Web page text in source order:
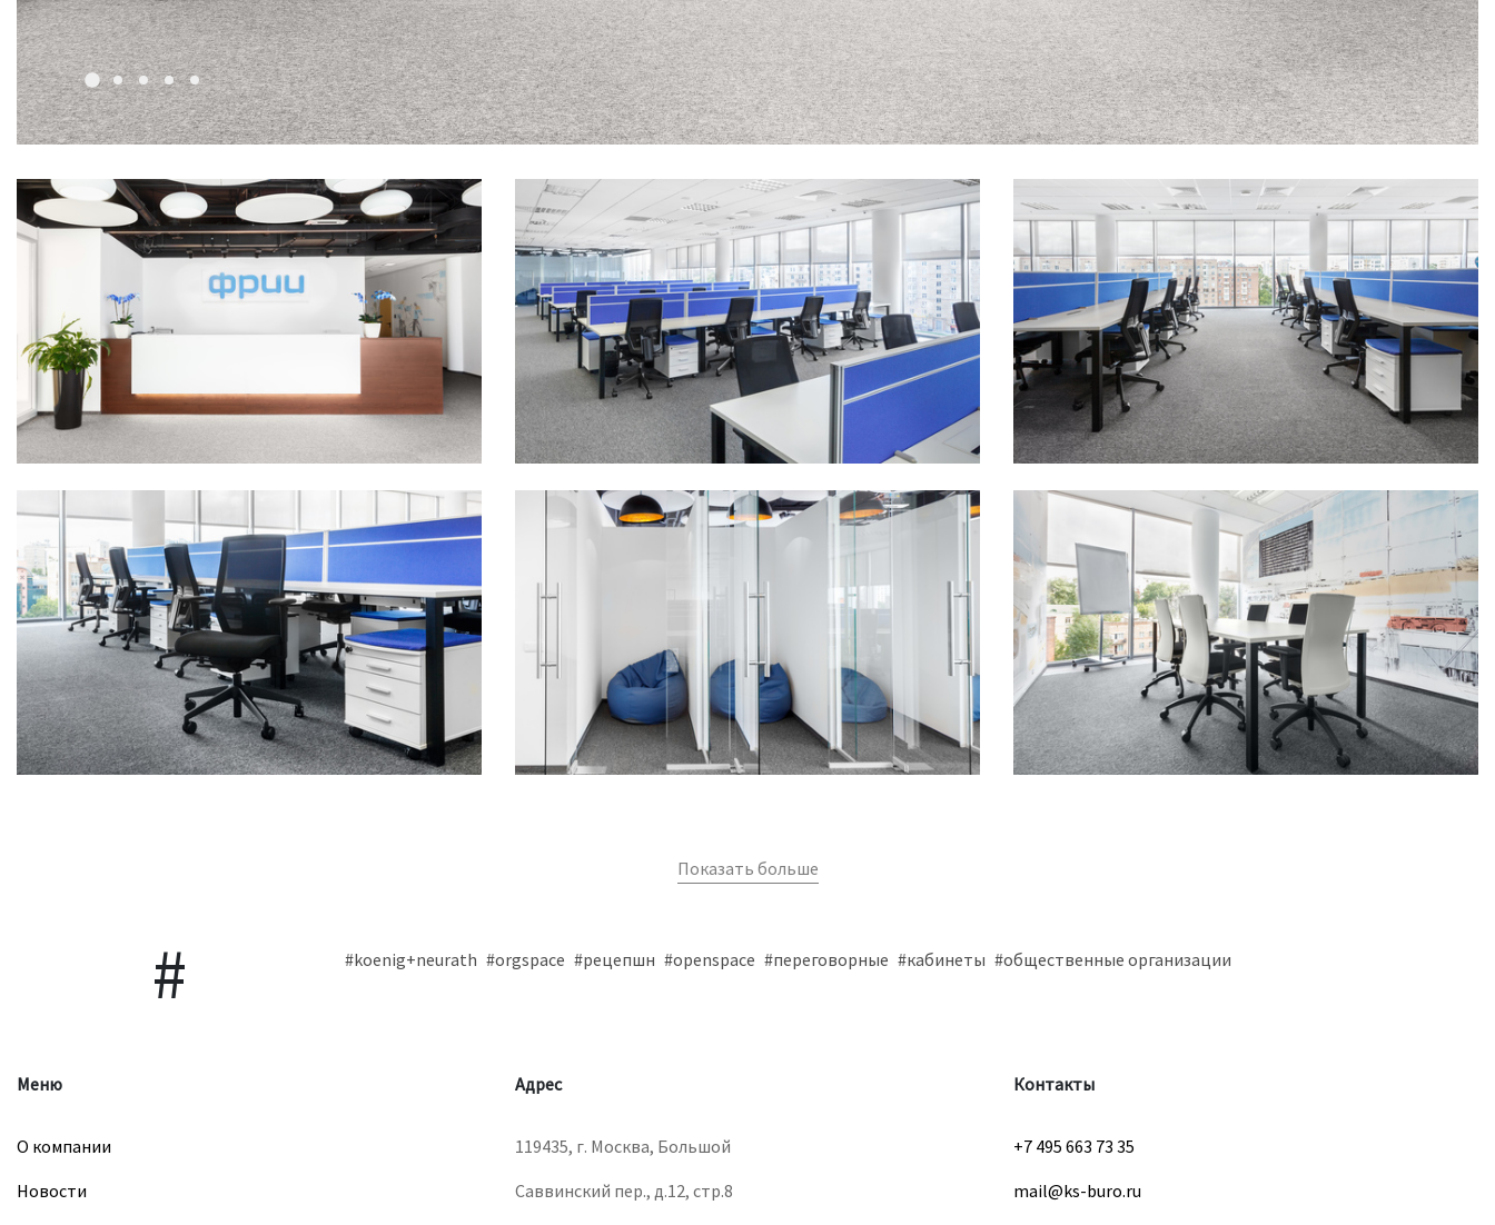
Показать больше
#koenig+neurath #orgspace #рецепшн #openspace #переговорные #кабинеты #общественные организации
Меню
О компании
Новости
Адрес
119435, г. Москва, Большой
Саввинский пер., д.12, стр.8
Контакты
+7 495 663 73 35
mail@ks-buro.ru